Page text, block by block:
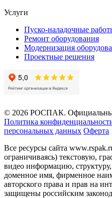
Услуги
Пуско-наладочные
Ремонт оборудования
Модернизация
Проектные решения
© 2026 РОСПАК.
Политика
персональных данных Оферта
Все ресурсы сайта
ограничиваясь) текстовую,
видео информацию,
доменное имя, фирменное
авторского права и прав на
защищены российским